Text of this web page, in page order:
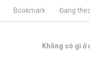
Bookmark Đang
Không có gì ở